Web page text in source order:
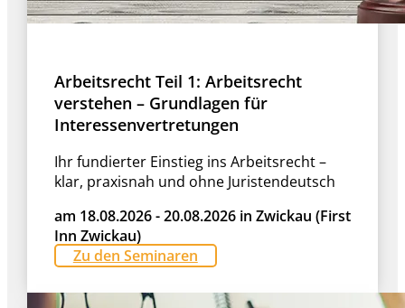
Arbeitsrecht Teil 1: Arbeitsrecht
verstehen – Grundlagen für
Interessenvertretungen
Ihr fundierter Einstieg ins Arbeitsrecht –
klar, praxisnah und ohne Juristendeutsch
am 18.08.2026 - 20.08.2026 in Zwickau (First
Inn Zwickau)
Zu den Seminaren